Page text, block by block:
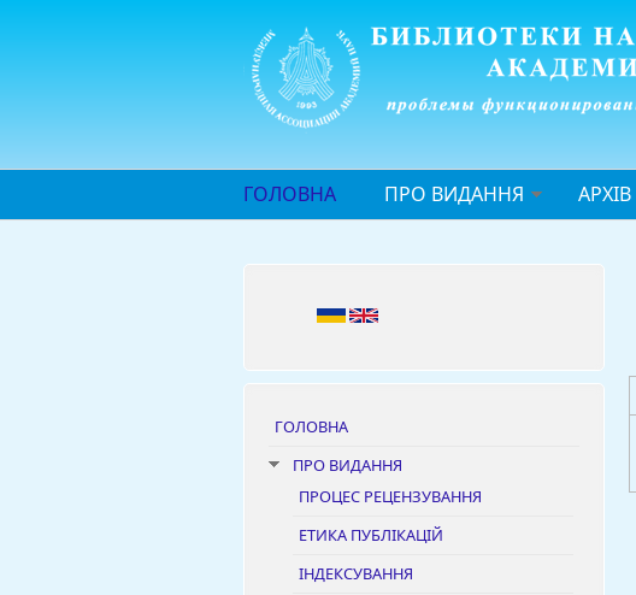
ГОЛОВНА ПРО ВИДАННЯ АРХІВ
ГОЛОВНА
ПРО ВИДАННЯ
ПРОЦЕС РЕЦЕНЗУВАННЯ
ЕТИКА ПУБЛІКАЦІЙ
ІНДЕКСУВАННЯ